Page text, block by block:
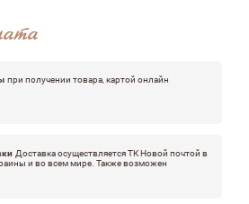
при получении товара, картой онлайн
Доставка осуществляется ТК Новой почтой в
и во всем мире. Также возможен